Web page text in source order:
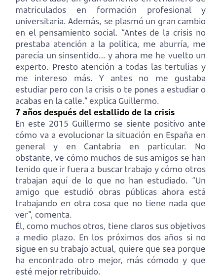
matriculados en formación profesional y
universitaria. Además, se plasmó un gran cambio
en el pensamiento social. “Antes de la crisis no
prestaba atención a la política, me aburría, me
parecía un sinsentido… y ahora me he vuelto un
experto. Presto atención a todas las tertulias y
me intereso más. Y antes no me gustaba
estudiar pero con la crisis o te pones a estudiar o
acabas en la calle.” explica Guillermo.
7 años después del estallido de la crisis
En este 2015 Guillermo se siente positivo ante
cómo va a evolucionar la situación en España en
general y en Cantabria en particular. No
obstante, ve cómo muchos de sus amigos se han
tenido que ir fuera a buscar trabajo y cómo otros
trabajan aquí de lo que no han estudiado. “Un
amigo que estudió obras públicas ahora está
trabajando en otra cosa que no tiene nada que
ver”, comenta.
Él, como muchos otros, tiene claros sus objetivos
a medio plazo. En los próximos dos años si no
sigue en su trabajo actual, quiere que sea porque
ha encontrado otro mejor, más cómodo y que
esté mejor retribuido.